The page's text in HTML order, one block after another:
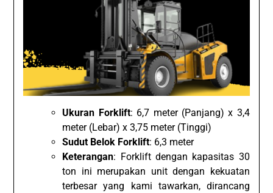
Ukuran Forklift: 6,7 meter (Panjang) x 3,4
meter (Lebar) x 3,75 meter (Tinggi)
Sudut Belok Forklift: 6,3 meter
Keterangan: Forklift dengan kapasitas 30
ton ini merupakan unit dengan kekuatan
terbesar yang kami tawarkan, dirancang